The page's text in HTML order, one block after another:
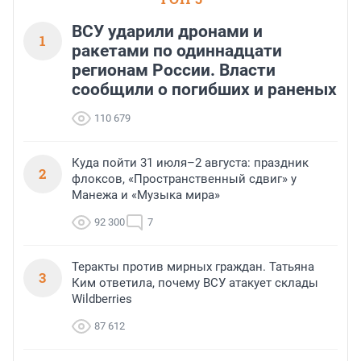
1
ВСУ ударили дронами и
ракетами по одиннадцати
регионам России. Власти
сообщили о погибших и раненых
110 679
2
Куда пойти 31 июля–2 августа: праздник
флоксов, «Пространственный сдвиг» у
Манежа и «Музыка мира»
92 300 7
3
Теракты против мирных граждан. Татьяна
Ким ответила, почему ВСУ атакует склады
Wildberries
87 612